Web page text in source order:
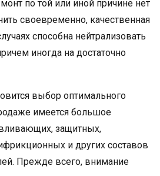
по той или иной причине нет
своевременно, качественная
способна нейтрализовать
иногда на достаточно
выбор оптимального
имеется большое
защитных,
и других составов
Прежде всего, внимание